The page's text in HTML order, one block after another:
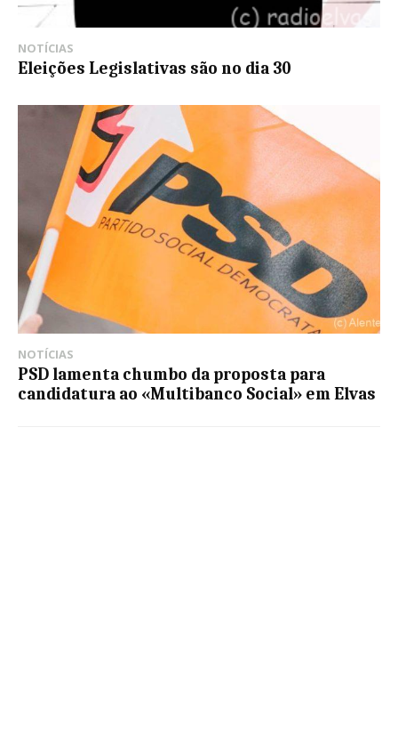
NOTÍCIAS
Eleições Legislativas são no dia 30
NOTÍCIAS
PSD lamenta chumbo da proposta para
candidatura ao «Multibanco Social» em Elvas